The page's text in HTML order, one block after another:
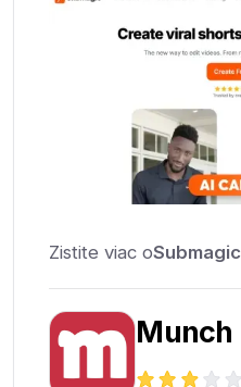
Zistite viac oSubmagic
Munch